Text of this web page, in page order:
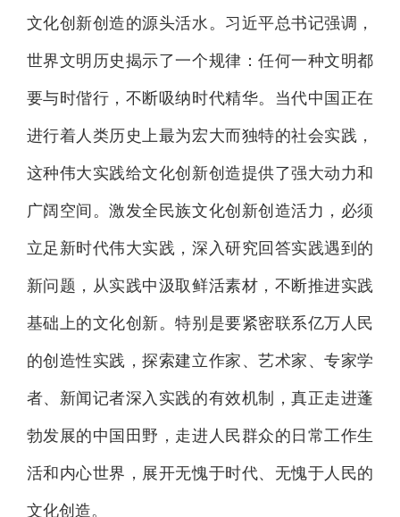
文化创新创造的源头活水。习近平总书记强调，
世界文明历史揭示了一个规律：任何一种文明都
要与时偕行，不断吸纳时代精华。当代中国正在
进行着人类历史上最为宏大而独特的社会实践，
这种伟大实践给文化创新创造提供了强大动力和
广阔空间。激发全民族文化创新创造活力，必须
立足新时代伟大实践，深入研究回答实践遇到的
新问题，从实践中汲取鲜活素材，不断推进实践
基础上的文化创新。特别是要紧密联系亿万人民
的创造性实践，探索建立作家、艺术家、专家学
者、新闻记者深入实践的有效机制，真正走进蓬
勃发展的中国田野，走进人民群众的日常工作生
活和内心世界，展开无愧于时代、无愧于人民的
文化创造。